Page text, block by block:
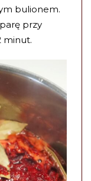
bulionem.
przy
minut.